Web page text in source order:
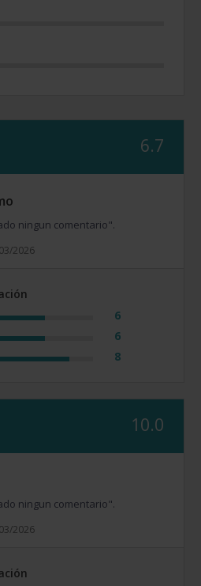
6.7
ningun comentario".
2026
6
6
8
10.0
ningun comentario".
2026